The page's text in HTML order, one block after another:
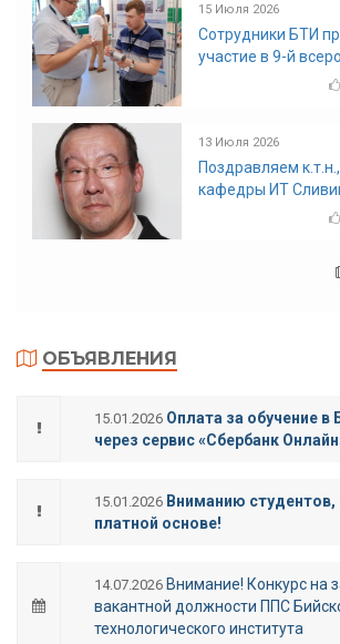
15 Июля 2026
Сотрудники БТИ
участие в 9-й
конференции по
13 Июля 2026
Поздравляем
кафедры ИТ
Николаевича с
ОБЪЯВЛЕНИЯ
15.01.2026 Оплата за обучение
через сервис «Сбербанк
15.01.2026 Вниманию
платной основе!
14.07.2026 Внимание! Конкурс на
вакантной должности ППС
технологического института